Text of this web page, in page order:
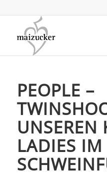
PEOPLE –
UNSEREN
LADIES